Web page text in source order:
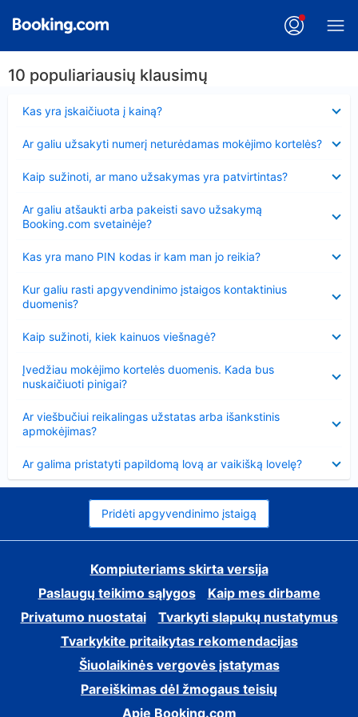
10 populiariausių klausimų
Kas yra įskaičiuota į kainą?
Ar galiu užsakyti numerį neturėdamas mokėjimo kortelės?
Kaip sužinoti, ar mano užsakymas yra patvirtintas?
Ar galiu atšaukti arba pakeisti savo užsakymą
Booking.com svetainėje?
Kas yra mano PIN kodas ir kam man jo reikia?
Kur galiu rasti apgyvendinimo įstaigos kontaktinius
duomenis?
Kaip sužinoti, kiek kainuos viešnagė?
Įvedžiau mokėjimo kortelės duomenis. Kada bus
nuskaičiuoti pinigai?
Ar viešbučiui reikalingas užstatas arba išankstinis
apmokėjimas?
Ar galima pristatyti papildomą lovą ar vaikišką lovelę?
Pridėti apgyvendinimo įstaigą
Kompiuteriams skirta versija
Paslaugų teikimo sąlygos
Kaip mes dirbame
Privatumo nuostatai
Tvarkyti slapukų nustatymus
Tvarkykite pritaikytas rekomendacijas
Šiuolaikinės vergovės įstatymas
Pareiškimas dėl žmogaus teisių
Apie Booking.com